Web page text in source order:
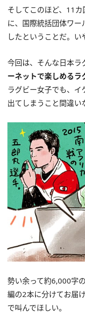
そしてこのほど、11
に、国際統括団体ワー
したということだ。い
今回は、そんな日本ラ
ーネットで楽しめるラ
ラグビー女子でも、
出てしまうこと間違い
勢い余って約6,000字
編の2本に分けてお届
で叫んでほしい。